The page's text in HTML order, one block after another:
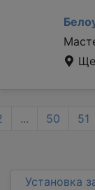
... 50 51
Установка